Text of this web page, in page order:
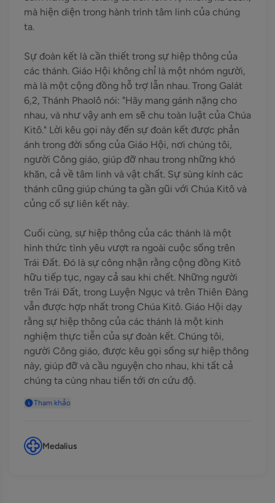
mà hiện diện trong hành trình tâm linh của chúng
ta.
Sự đoàn kết là cần thiết trong sự hiệp thông của
các thánh. Giáo Hội không chỉ là một nhóm người,
mà là một cộng đồng hỗ trợ lẫn nhau. Trong Galát
6,2, Thánh Phaolô nói: "Hãy mang gánh nặng cho
nhau, và như vậy anh em sẽ chu toàn luật của Chúa
Kitô." Lời kêu gọi này đến sự đoàn kết được phản
ánh trong đời sống của Giáo Hội, nơi chúng tôi,
người Công giáo, giúp đỡ nhau trong những khó
khăn, cả về tâm linh và vật chất. Sự sùng kính các
thánh cũng giúp chúng ta gần gũi với Chúa Kitô và
củng cố sự liên kết này.
Cuối cùng, sự hiệp thông của các thánh là một
hình thức tình yêu vượt ra ngoài cuộc sống trên
Trái Đất. Đó là sự công nhận rằng cộng đồng Kitô
hữu tiếp tục, ngay cả sau khi chết. Những người
trên Trái Đất, trong Luyện Ngục và trên Thiên Đàng
vẫn được hợp nhất trong Chúa Kitô. Giáo Hội dạy
rằng sự hiệp thông của các thánh là một kinh
nghiệm thực tiễn của sự đoàn kết. Chúng tôi,
người Công giáo, được kêu gọi sống sự hiệp thông
này, giúp đỡ và cầu nguyện cho nhau, khi tất cả
chúng ta cùng nhau tiến tới ơn cứu độ.
Tham khảo
Medalius